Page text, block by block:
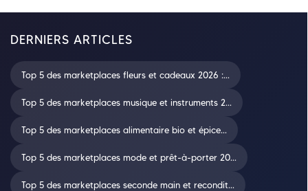
DERNIERS ARTICLES
Top 5 des marketplaces fleurs et cadeaux 2026 :...
Top 5 des marketplaces musique et instruments 2...
Top 5 des marketplaces alimentaire bio et épice...
Top 5 des marketplaces mode et prêt-à-porter 20...
Top 5 des marketplaces seconde main et recondit...